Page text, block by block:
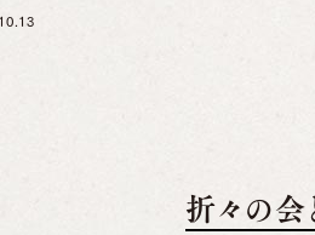
折々の会